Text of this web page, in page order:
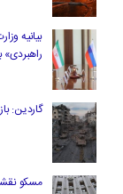
بیانیه
گاردین:
مسکو